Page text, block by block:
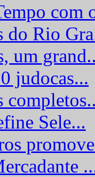
com
do Rio
um
judocas...
Sele...